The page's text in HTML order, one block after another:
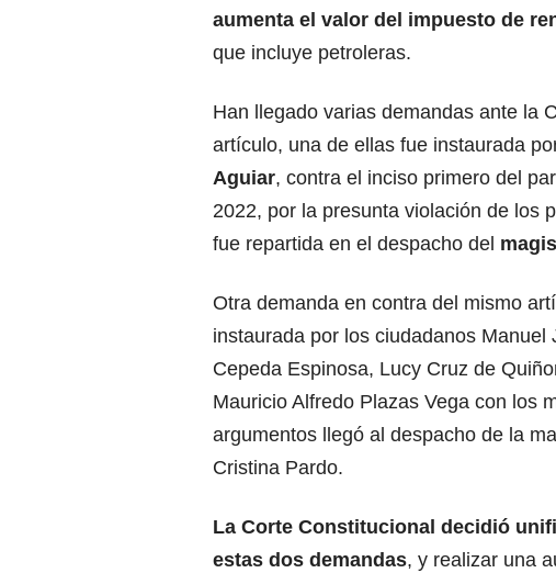
aumenta el valor del impuesto de
que incluye petroleras.
Han llegado varias demandas ante la
artículo, una de ellas fue instaurada
Aguiar, contra el inciso primero del
2022, por la presunta violación de los
fue repartida en el despacho del
Otra demanda en contra del mismo
instaurada por los ciudadanos Manuel
Cepeda Espinosa, Lucy Cruz de
Mauricio Alfredo Plazas Vega con los
argumentos llegó al despacho de la
Cristina Pardo.
La Corte Constitucional decidió
estas dos demandas, y realizar una